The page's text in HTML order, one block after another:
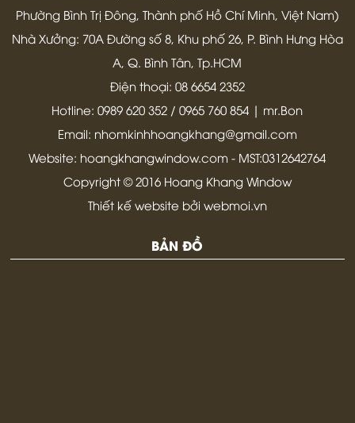
Phường Bình Trị Đông, Thành phố Hồ Chí Minh, Việt Nam)
Nhà Xưởng: 70A Đường số 8, Khu phố 26, P. Bình Hưng Hòa
A, Q. Bình Tân, Tp.HCM
Điện thoại: 08 6654 2352
Hotline: 0989 620 352 / 0965 760 854 | mr.Bon
Email: nhomkinhhoangkhang@gmail.com
Website: hoangkhangwindow.com - MST:0312642764
Copyright © 2016 Hoang Khang Window
Thiết kế website bởi webmoi.vn
BẢN ĐỒ